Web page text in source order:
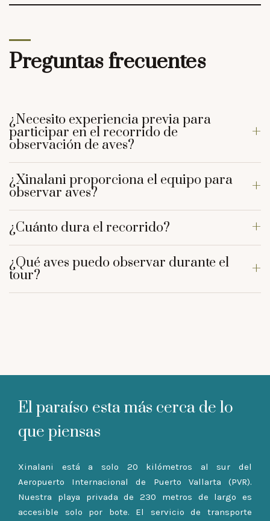
Preguntas frecuentes
¿Necesito experiencia previa para
participar en el recorrido de
observación de aves?
¿Xinalani proporciona el equipo para
observar aves?
¿Cuánto dura el recorrido?
¿Qué aves puedo observar durante el
tour?
El paraíso esta más cerca de lo
que piensas
Xinalani está a solo 20 kilómetros al sur del
Aeropuerto Internacional de Puerto Vallarta (PVR).
Nuestra playa privada de 230 metros de largo es
accesible solo por bote. El servicio de transporte